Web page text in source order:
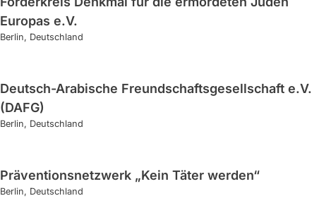
Europas e.V.
Berlin Deutschland
Deutsch-Arabische Freundschaftsgesellschaft e.V.
(DAFG)
Berlin Deutschland
Präventionsnetzwerk „Kein Täter werden“
Berlin Deutschland